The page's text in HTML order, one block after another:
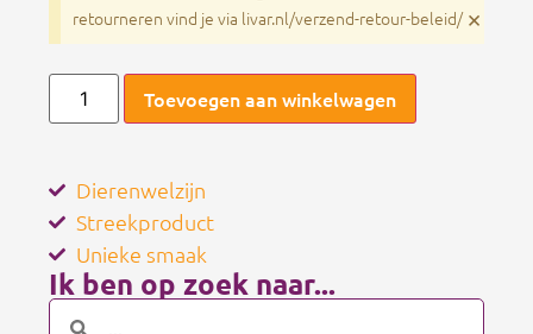
retourneren vind je via livar.nl/verzend-retour-beleid/ ×
Toevoegen aan winkelwagen
Dierenwelzijn
Streekproduct
Unieke smaak
Ik ben op zoek naar...